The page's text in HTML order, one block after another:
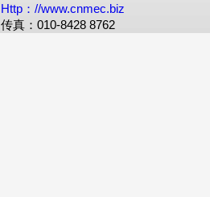
Http：//www.cnmec.biz
传真：010-8428 8762